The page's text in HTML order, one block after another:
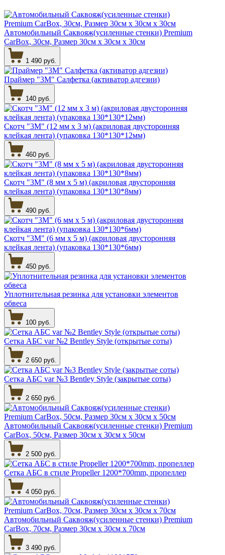
Автомобильный Саквояж(усиленные стенки) Premium
CarBox, 30см, Размер 30см х 30см х 30см
1 490 руб.
Праймер "3М" Салфетка (активатор адгезии)
140 руб.
Скотч "3М" (12 мм х 3 м) (акриловая двусторонняя
клейкая лента) (упаковка 130*130*12мм)
460 руб.
Скотч "3М" (8 мм х 5 м) (акриловая двусторонняя
клейкая лента) (упаковка 130*130*8мм)
490 руб.
Скотч "3М" (6 мм х 5 м) (акриловая двусторонняя
клейкая лента) (упаковка 130*130*6мм)
450 руб.
Уплотнительная резинка для установки элементов
обвеса
100 руб.
Сетка АБС var №2 Bentley Style (открытые соты)
2 650 руб.
Сетка АБС var №3 Bentley Style (закрытые соты)
2 650 руб.
Автомобильный Саквояж(усиленные стенки) Premium
CarBox, 50см, Размер 30см х 30см х 50см
2 500 руб.
Сетка АБС в стиле Propeller 1200*700mm, пропеллер
4 050 руб.
Автомобильный Саквояж(усиленные стенки) Premium
CarBox, 70см, Размер 30см х 30см х 70см
3 490 руб.